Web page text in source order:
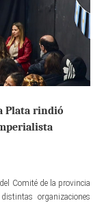
Plata rindió
Comité de la provincia
organizaciones